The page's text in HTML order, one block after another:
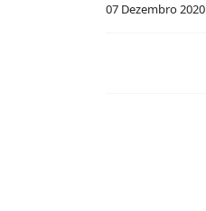
07 Dezembro 2020